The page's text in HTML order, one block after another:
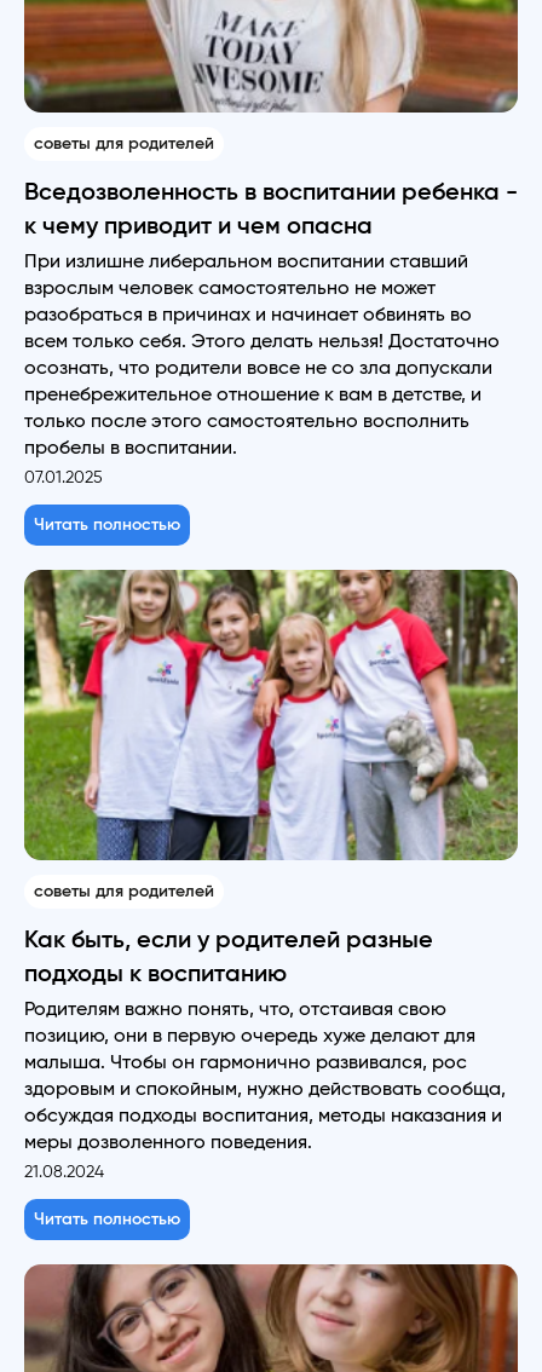
советы для родителей
Вседозволенность в воспитании ребенка -
к чему приводит и чем опасна
При излишне либеральном воспитании ставший
взрослым человек самостоятельно не может
разобраться в причинах и начинает обвинять во
всем только себя. Этого делать нельзя! Достаточно
осознать, что родители вовсе не со зла допускали
пренебрежительное отношение к вам в детстве, и
только после этого самостоятельно восполнить
пробелы в воспитании.
07.01.2025
Читать полностью
советы для родителей
Как быть, если у родителей разные
подходы к воспитанию
Родителям важно понять, что, отстаивая свою
позицию, они в первую очередь хуже делают для
малыша. Чтобы он гармонично развивался, рос
здоровым и спокойным, нужно действовать сообща,
обсуждая подходы воспитания, методы наказания и
меры дозволенного поведения.
21.08.2024
Читать полностью